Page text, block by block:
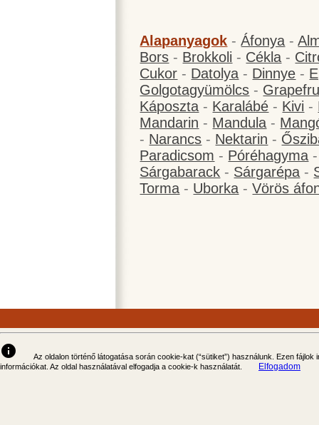
Alapanyagok -Áfonya -
Bors - Brokkoli - Cékla -
Cukor - Datolya - Dinnye -
Golgotagyümölcs -
Káposzta - Karalábé - Kivi -
Mandarin - Mandula -
- Narancs - Nektarin -
Paradicsom - Póréhagyma
Sárgabarack - Sárgarépa -
Torma - Uborka -Vörös
info
Az oldalon történő látogatása során cookie-kat (“sütiket”) használunk. Ezen
információkat. Az oldal használatával elfogadja a cookie-k használatát.
Elfogadom